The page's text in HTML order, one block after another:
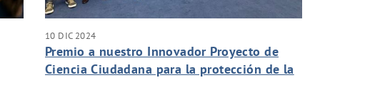
10 DIC 2024
Premio a nuestro Innovador Proyecto de
Ciencia Ciudadana para la protección de la